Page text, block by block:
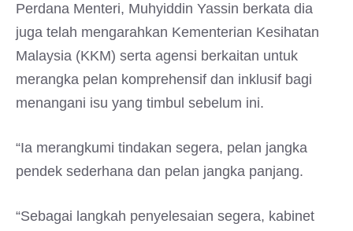
Perdana Menteri, Muhyiddin Yassin berkata dia
juga telah mengarahkan Kementerian Kesihatan
Malaysia (KKM) serta agensi berkaitan untuk
merangka pelan komprehensif dan inklusif bagi
menangani isu yang timbul sebelum ini.
“Ia merangkumi tindakan segera, pelan jangka
pendek sederhana dan pelan jangka panjang.
“Sebagai langkah penyelesaian segera, kabinet